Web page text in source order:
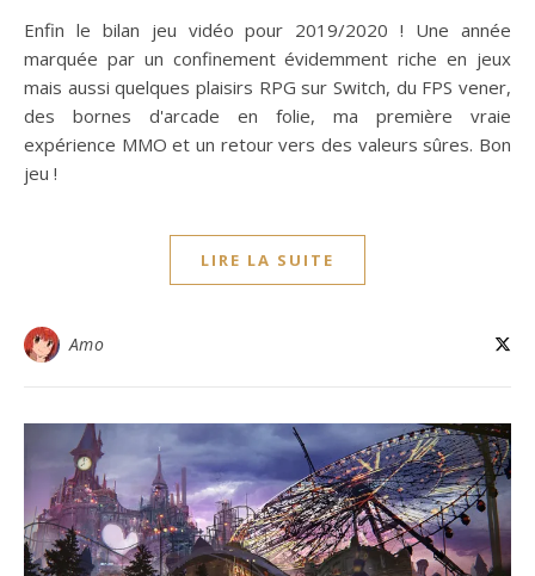
Enfin le bilan jeu vidéo pour 2019/2020 ! Une année
marquée par un confinement évidemment riche en jeux
mais aussi quelques plaisirs RPG sur Switch, du FPS vener,
des bornes d'arcade en folie, ma première vraie
expérience MMO et un retour vers des valeurs sûres. Bon
jeu !
LIRE LA SUITE
Amo